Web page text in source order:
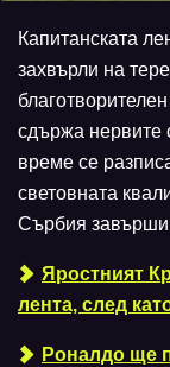
Капитанската
захвърли на
сдържа нервите
време се
световната
Сърбия завърши
Яростният
лента, след
Роналдо ще